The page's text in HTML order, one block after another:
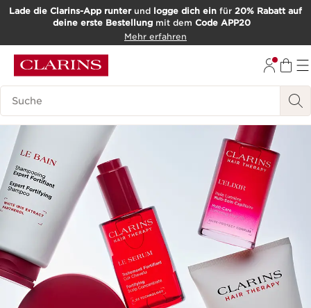
WEITER ZUM INHALT
Lade die Clarins-App runterund logge dich ein für 20% Rabatt auf
deine erste Bestellungmit dem Code APP20
Mehr erfahren
Such-Historie